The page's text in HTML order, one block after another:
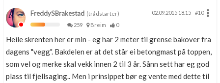
FreddySBrakestad (trådstarter) 02.09.2015 18.15
#10
259
Breim 0
Heile skrenten her er min - eg har 2 meter til grense bakover fra
dagens "vegg". Bakdelen er at det står ei betongmast på toppen,
som vel og merke skal vekk innen 2 til 3 år. Sånn sett har eg god
plass til fjellsaging.. Men i prinsippet bør eg vente med dette til